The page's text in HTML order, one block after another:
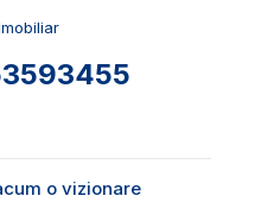
o vizionare